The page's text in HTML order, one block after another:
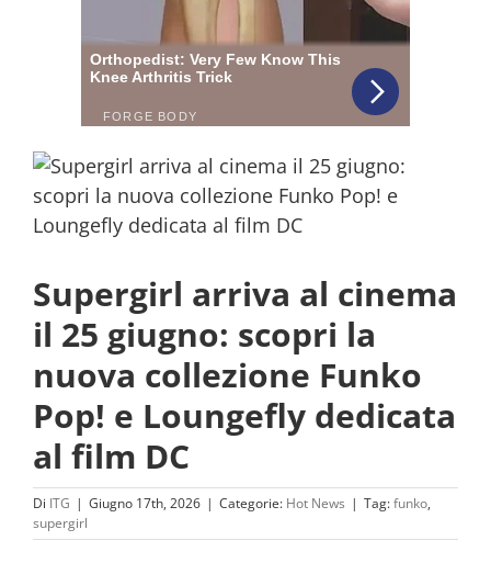
Supergirl arriva al cinema
il 25 giugno: scopri la
nuova collezione Funko
Pop! e Loungefly dedicata
al film DC
Di ITG | Giugno 17th, 2026 | Categorie: Hot News | Tag:funko,
supergirl